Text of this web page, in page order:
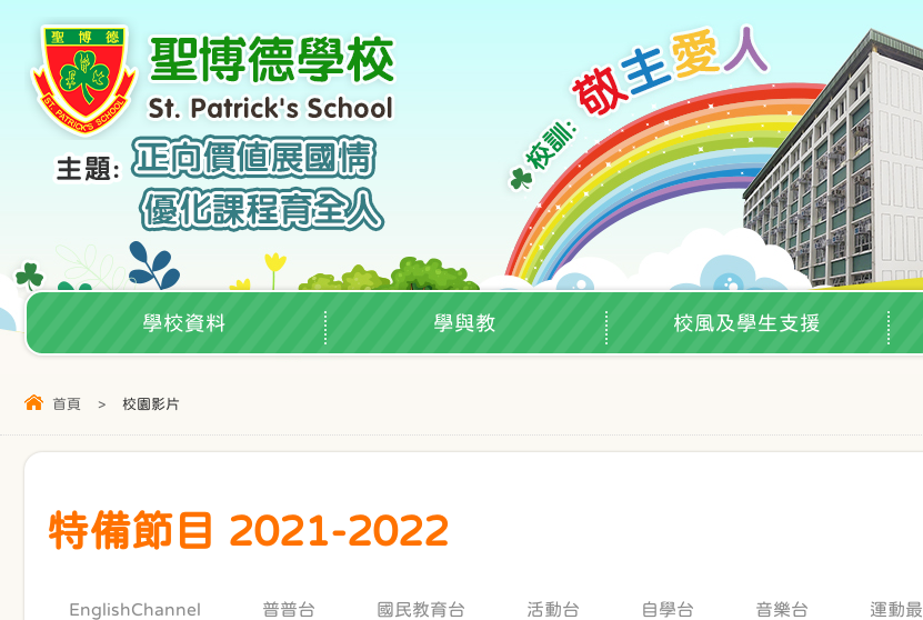
學校資料 學與教 校風及學生支援
首頁 > 校園影片
特備節目 2021-2022
EnglishChannel 普普台 國民教育台 活動台 自學台 音樂台 運動